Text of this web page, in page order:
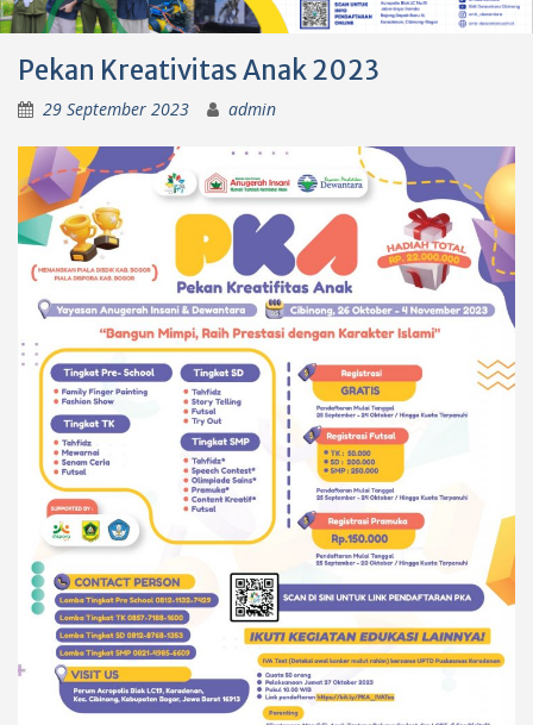
Pekan Kreativitas Anak 2023
29 September 2023 admin